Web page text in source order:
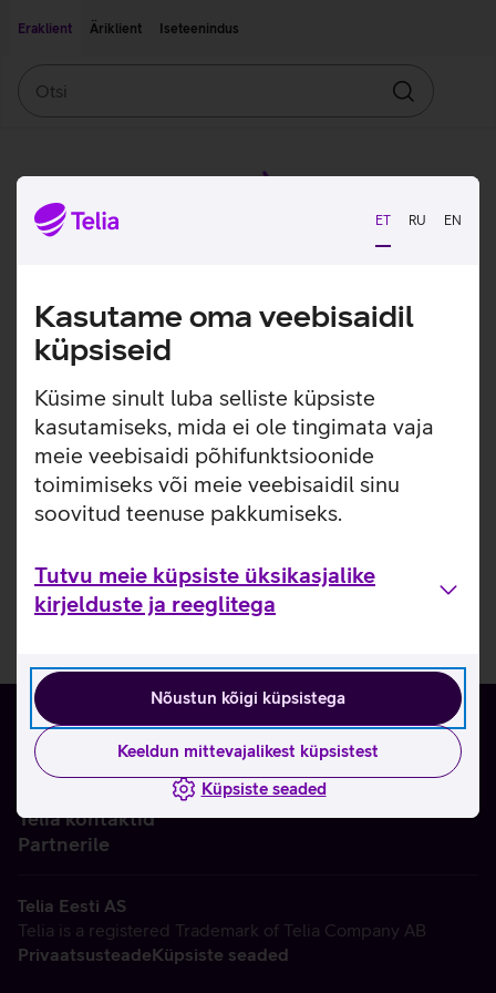
ET RU EN
Kasutame oma veebisaidil
küpsiseid
Küsime sinult luba selliste küpsiste
kasutamiseks, mida ei ole tingimata vaja
meie veebisaidi põhifunktsioonide
toimimiseks või meie veebisaidil sinu
soovitud teenuse pakkumiseks.
Tutvu meie küpsiste üksikasjalike
kirjelduste ja reeglitega
Nõustun kõigi küpsistega
Keeldun mittevajalikest küpsistest
Küpsiste seaded
Eraklient
Äriklient Iseteenindus
Otsin
Telia kontaktid
Partnerile
Telia Eesti AS
Telia is a registered Trademark of Telia Company AB
PrivaatsusteadeKüpsiste seaded